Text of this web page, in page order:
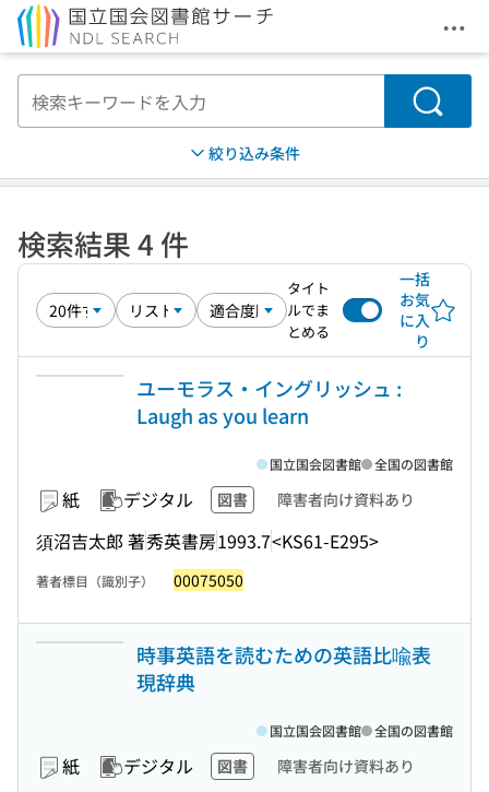
メ
検索
絞り込み条件
検索結果 4 件
タイト
ルでま
とめる
一括
お気
に入
り
ユーモラス・イングリッシュ :
Laugh as you learn
紙 デジタル 図書 障害者向け資料あり
須沼吉太郎 著秀英書房1993.7<KS61-E295>
国立国会図書館 全国の図書館
著者標目（識別子） 00075050
時事英語を読むための英語比喩表
現辞典
紙 デジタル 図書 障害者向け資料あり
国立国会図書館 全国の図書館